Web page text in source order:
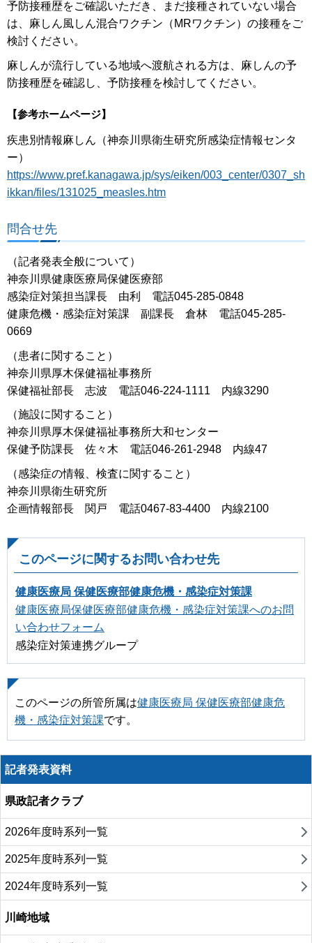
予防接種歴をご確認いただき、まだ接種されていない場合
は、麻しん風しん混合ワクチン（MRワクチン）の接種をご
検討ください。
麻しんが流行している地域へ渡航される方は、麻しんの予
防接種歴を確認し、予防接種を検討してください。
【参考ホームページ】
疾患別情報麻しん（神奈川県衛生研究所感染症情報センタ
ー）
https://www.pref.kanagawa.jp/sys/eiken/003_center/0307_sh
ikkan/files/131025_measles.htm
問合せ先
（記者発表全般について）
神奈川県健康医療局保健医療部
感染症対策担当課長 由利 電話045-285-0848
健康危機・感染症対策課 副課長 倉林 電話045-285-
0669
（患者に関すること）
神奈川県厚木保健福祉事務所
保健福祉部長 志波 電話046-224-1111 内線3290
（施設に関すること）
神奈川県厚木保健福祉事務所大和センター
保健予防課長 佐々木 電話046-261-2948 内線47
（感染症の情報、検査に関すること）
神奈川県衛生研究所
企画情報部長 関戸 電話0467-83-4400 内線2100
このページに関するお問い合わせ先
健康医療局 保健医療部健康危機・感染症対策課
健康医療局保健医療部健康危機・感染症対策課へのお問
い合わせフォーム
感染症対策連携グループ
このページの所管所属は健康医療局 保健医療部健康危
機・感染症対策課です。
記者発表資料
県政記者クラブ
2026年度時系列一覧
2025年度時系列一覧
2024年度時系列一覧
川崎地域